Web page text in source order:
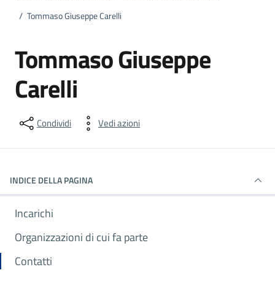
/ Tommaso Giuseppe Carelli
Tommaso Giuseppe
Carelli
Condividi Vedi azioni
INDICE DELLA PAGINA
Incarichi
Organizzazioni di cui fa parte
Contatti